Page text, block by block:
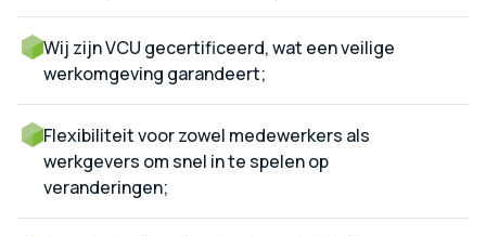
Wij zijn VCU gecertificeerd, wat een veilige
werkomgeving garandeert;
Flexibiliteit voor zowel medewerkers als
werkgevers om snel in te spelen op
veranderingen;